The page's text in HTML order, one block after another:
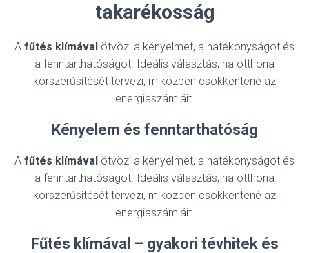
takarékosság
A fűtés klímával ötvözi a kényelmet, a hatékonyságot és
a fenntarthatóságot. Ideális választás, ha otthona
korszerűsítését tervezi, miközben csökkentené az
energiaszámláit.
Kényelem és fenntarthatóság
A fűtés klímával ötvözi a kényelmet, a hatékonyságot és
a fenntarthatóságot. Ideális választás, ha otthona
korszerűsítését tervezi, miközben csökkentené az
energiaszámláit.
Fűtés klímával – gyakori tévhitek és